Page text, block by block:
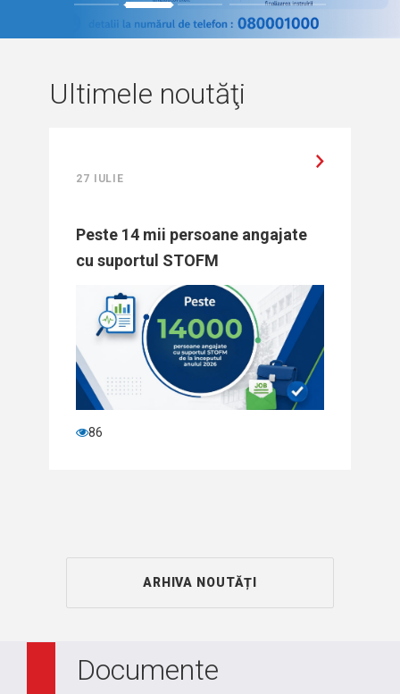
1 2 3 4 5
Ultimele noutăţi
27 IULIE
Peste 14 mii persoane angajate
cu suportul STOFM
86
ARHIVA NOUTĂȚI
Documente